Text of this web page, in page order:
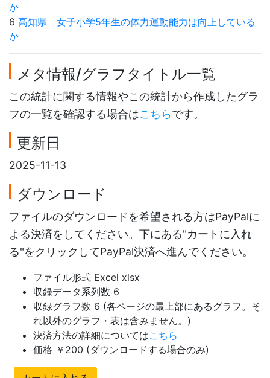
か
6 高知県 女子小学5年生の体力運動能力は向上している
か
メタ情報/グラフタイトル一覧
この統計に関する情報やこの統計から作成したグラ
フの一覧を確認する場合はこちらです。
更新日
2025-11-13
ダウンロード
ファイルのダウンロードを希望される方はPayPalに
よる決済をしてください。下にある"カートに入れ
る"をクリックしてPayPal決済へ進んでください。
ファイル形式 Excel xlsx
収録データ系列数 6
収録グラフ数 6 (各ページの最上部にあるグラフ。そ
れ以外のグラフ・表は含みません。)
決済方法の詳細についてはこちら
価格 ￥200 (ダウンロードする場合のみ)